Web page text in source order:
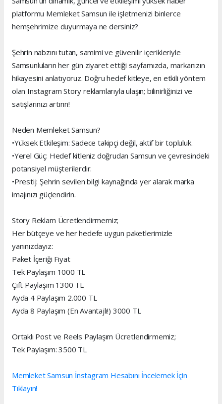
platformu Memleket Samsun ile işletmenizi binlerce
hemşehrimize duyurmaya ne dersiniz?
Şehrin nabzını tutan, samimi ve güvenilir içerikleriyle
Samsunluların her gün ziyaret ettiği sayfamızda, markanızın
hikayesini anlatıyoruz. Doğru hedef kitleye, en etkili yöntem
olan Instagram Story reklamlarıyla ulaşın; bilinirliğinizi ve
satışlarınızı artırın!
Neden Memleket Samsun?
•Yüksek Etkileşim: Sadece takipçi değil, aktif bir topluluk.
•Yerel Güç: Hedef kitleniz doğrudan Samsun ve çevresindeki
potansiyel müşterilerdir.
•Prestij: Şehrin sevilen bilgi kaynağında yer alarak marka
imajınızı güçlendirin.
Story Reklam Ücretlendirmemiz;
Her bütçeye ve her hedefe uygun paketlerimizle
yanınızdayız:
Paket İçeriği Fiyat
Tek Paylaşım 1000 TL
Çift Paylaşım 1300 TL
Ayda 4 Paylaşım 2.000 TL
Ayda 8 Paylaşım (En Avantajlı!) 3000 TL
Ortaklı Post ve Reels Paylaşım Ücretlendirmemiz;
Tek Paylaşım: 3500 TL
Memleket Samsun İnstagram Hesabını İncelemek İçin
Tıklayın!